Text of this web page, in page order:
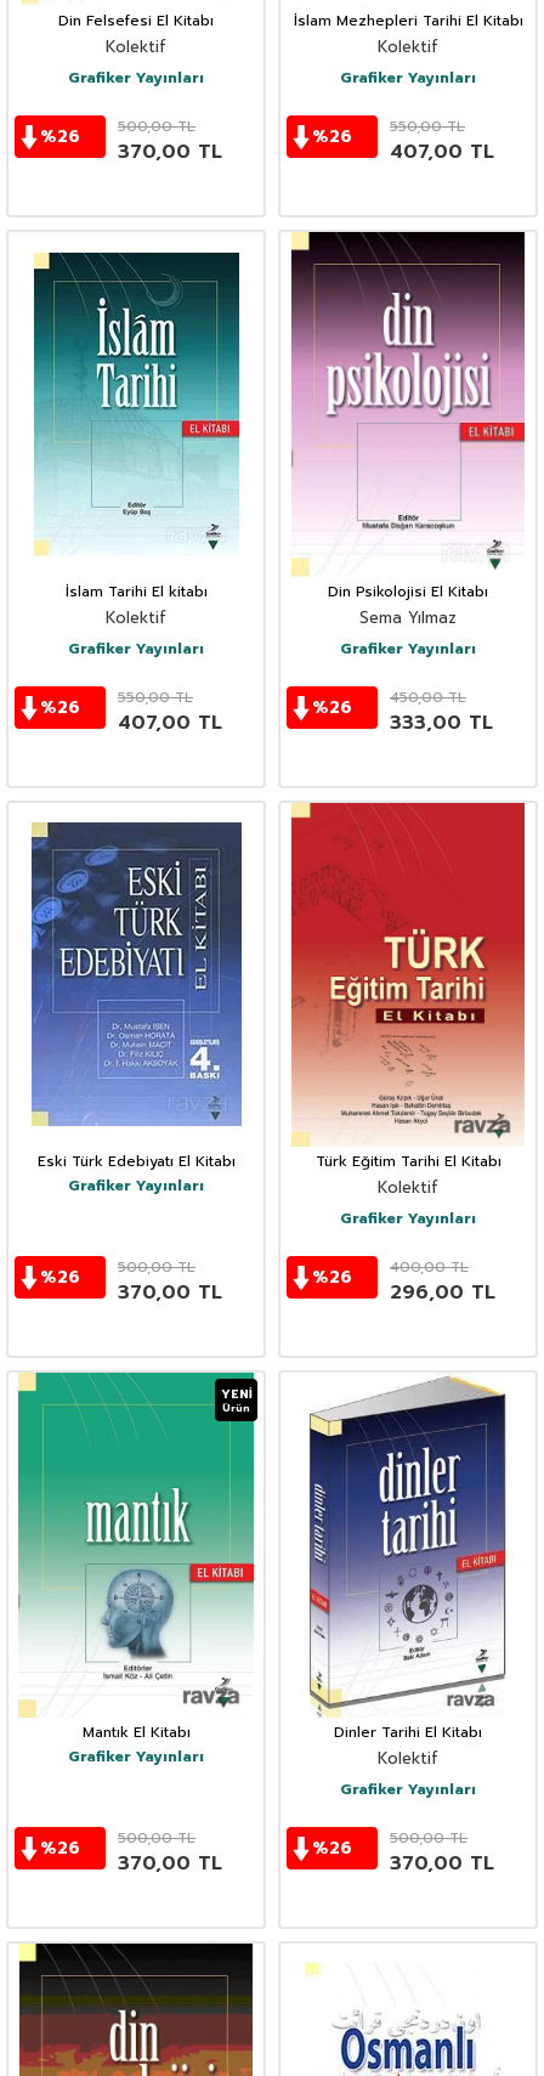
Din Felsefesi El Kitabı
Kolektif
Grafiker Yayınları
%26 500,00TL
370,00 TL
İslam Mezhepleri Tarihi El Kitabı
Kolektif
Grafiker Yayınları
%26 550,00TL
407,00 TL
İslam Tarihi El kitabı
Kolektif
Grafiker Yayınları
%26 550,00TL
407,00 TL
Din Psikolojisi El Kitabı
Sema Yılmaz
Grafiker Yayınları
%26 450,00TL
333,00 TL
Eski Türk Edebiyatı El Kitabı
Grafiker Yayınları
%26 500,00TL
370,00 TL
Türk Eğitim Tarihi El Kitabı
Kolektif
Grafiker Yayınları
%26 400,00TL
296,00 TL
YENI
Ürün
Mantık El Kitabı
Grafiker Yayınları
%26 500,00TL
370,00 TL
Dinler Tarihi El Kitabı
Kolektif
Grafiker Yayınları
%26 500,00TL
370,00 TL